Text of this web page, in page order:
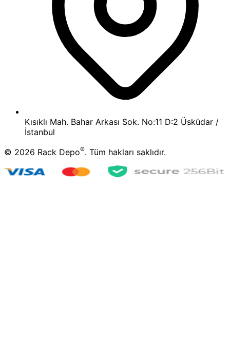
Kısıklı Mah. Bahar Arkası Sok. No:11 D:2 Üsküdar /
İstanbul
© 2026 Rack Depo®. Tüm hakları saklıdır.